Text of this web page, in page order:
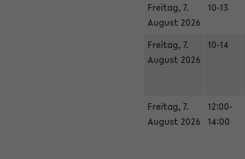
Freitag, 7.
August 2026
10-13
Freitag, 7.
August 2026
10-14
Freitag, 7.
August 2026
12:00-
14:00